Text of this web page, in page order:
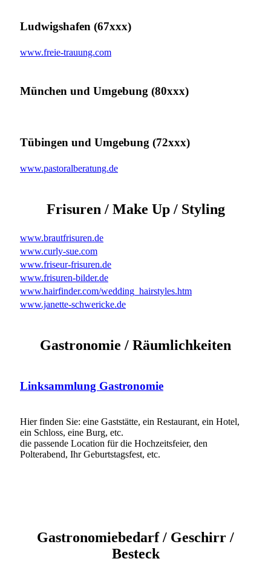
Ludwigshafen (67xxx)
www.freie-trauung.com
München und Umgebung (80xxx)
Tübingen und Umgebung (72xxx)
www.pastoralberatung.de
Frisuren / Make Up / Styling
www.brautfrisuren.de
www.curly-sue.com
www.friseur-frisuren.de
www.frisuren-bilder.de
www.hairfinder.com/wedding_hairstyles.htm
www.janette-schwericke.de
Gastronomie / Räumlichkeiten
Linksammlung Gastronomie
Hier finden Sie: eine Gaststätte, ein Restaurant, ein Hotel,
ein Schloss, eine Burg, etc.
die passende Location für die Hochzeitsfeier, den
Polterabend, Ihr Geburtstagsfest, etc.
Gastronomiebedarf / Geschirr /
Besteck